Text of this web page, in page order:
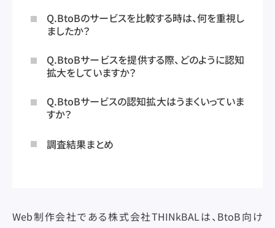
Q.BtoBのサービスを比較する時は、何を重視し
ましたか？
Q.BtoBサービスを提供する際、どのように認知
拡大をしていますか？
Q.BtoBサービスの認知拡大はうまくいっていま
すか？
調査結果まとめ
Web制作会社である株式会社THINkBALは、BtoB向け